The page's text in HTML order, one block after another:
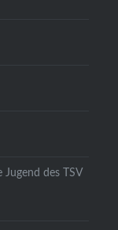
des TSV